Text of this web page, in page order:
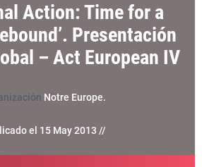
Action: Time for a
Presentación
– Act European IV
Notre Europe.
el 15 May 2013 //